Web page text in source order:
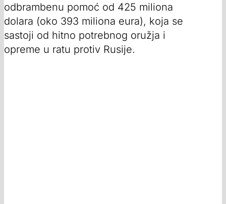
odbrambenu pomoć od 425 miliona
dolara (oko 393 miliona eura), koja se
sastoji od hitno potrebnog oružja i
opreme u ratu protiv Rusije.